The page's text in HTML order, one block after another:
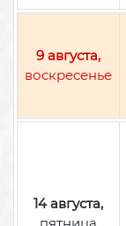
9 августа,
воскресенье
14 августа,